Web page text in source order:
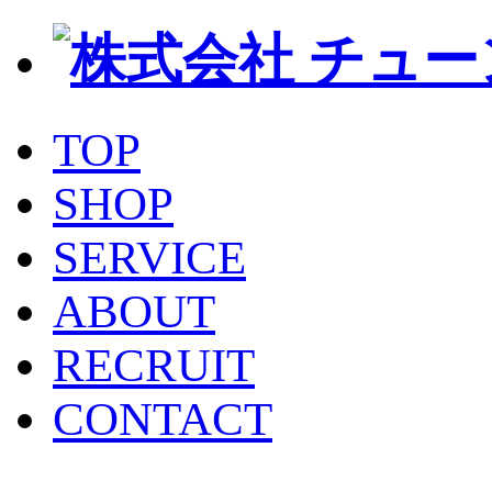
TOP
SHOP
SERVICE
ABOUT
RECRUIT
CONTACT